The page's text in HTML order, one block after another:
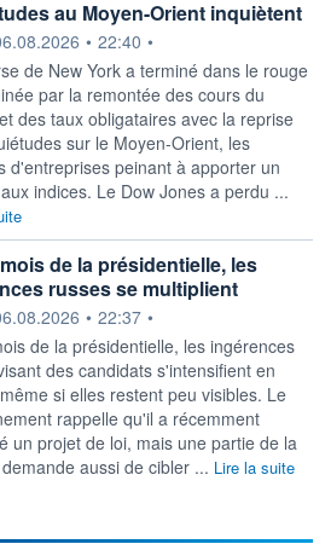
au Moyen-Orient inquiètent
fournie par
• 22:40 •
de New York a terminé dans le rouge
par la remontée des cours du
des taux obligataires avec la reprise
sur le Moyen-Orient, les
d'entreprises peinant à apporter un
indices. Le Dow Jones a perdu ...
de la présidentielle, les
russes se multiplient
fournie par
• 22:37 •
de la présidentielle, les ingérences
des candidats s'intensifient en
si elles restent peu visibles. Le
rappelle qu'il a récemment
un projet de loi, mais une partie de la
aussi de cibler ... Lire la suite